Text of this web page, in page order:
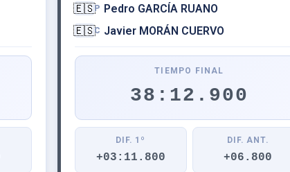
🇪🇸P Pedro GARCÍA RUANO
🇪🇸C Javier MORÁN CUERVO
TIEMPO FINAL
38:12.900
DIF. 1º
+03:11.800
DIF. ANT.
+06.800